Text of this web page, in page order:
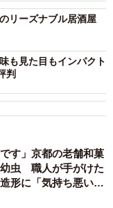
な存在になれれば
層にもたくさん来
んやリタイアされ
でもらえるような
舗に比べると広々
の「とろ鉄火巻
」（１０７８
のポテサラ」（４
ニューをゆったり
リーズナブル居酒屋
も見た目もインパクト
判
す」京都の老舗和菓
虫 職人が手がけた
形に「気持ち悪いく